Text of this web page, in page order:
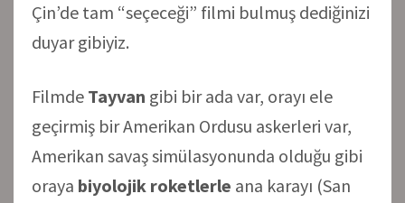
Çin’de tam “seçeceği” filmi bulmuş dediğinizi
duyar gibiyiz.
Filmde Tayvan gibi bir ada var, orayı ele
geçirmiş bir Amerikan Ordusu askerleri var,
Amerikan savaş simülasyonunda olduğu gibi
oraya biyolojik roketlerle ana karayı (San